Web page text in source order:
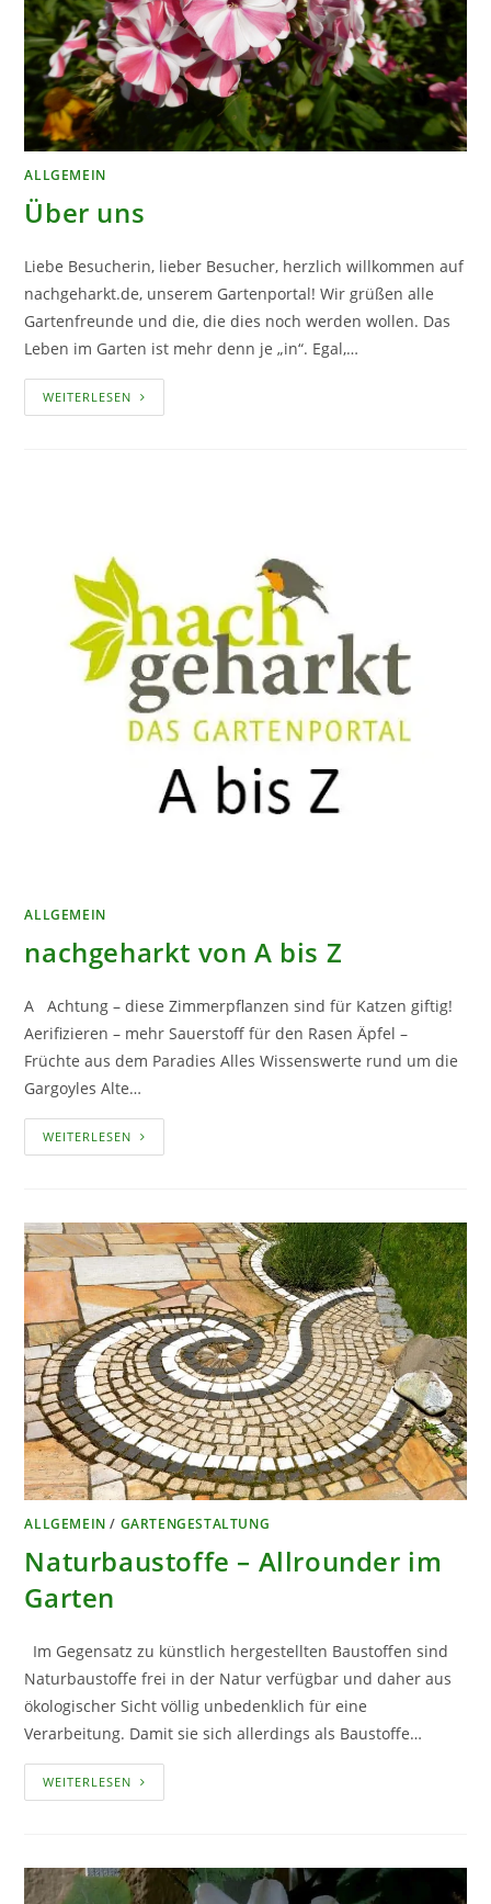
ALLGEMEIN
Über uns
Liebe Besucherin, lieber Besucher, herzlich willkommen auf
nachgeharkt.de, unserem Gartenportal! Wir grüßen alle
Gartenfreunde und die, die dies noch werden wollen. Das
Leben im Garten ist mehr denn je „in“. Egal,…
WEITERLESEN ÜBER
UNS
ALLGEMEIN
nachgeharkt von A bis Z
A Achtung – diese Zimmerpflanzen sind für Katzen giftig!
Aerifizieren – mehr Sauerstoff für den Rasen Äpfel –
Früchte aus dem Paradies Alles Wissenswerte rund um die
Gargoyles Alte…
WEITERLESEN NACHGEHARKT
VON
ALLGEMEIN / GARTENGESTALTUNG
Naturbaustoffe – Allrounder im
Garten
Im Gegensatz zu künstlich hergestellten Baustoffen sind
Naturbaustoffe frei in der Natur verfügbar und daher aus
ökologischer Sicht völlig unbedenklich für eine
Verarbeitung. Damit sie sich allerdings als Baustoffe…
WEITERLESEN NATURBAUSTOFFE
–